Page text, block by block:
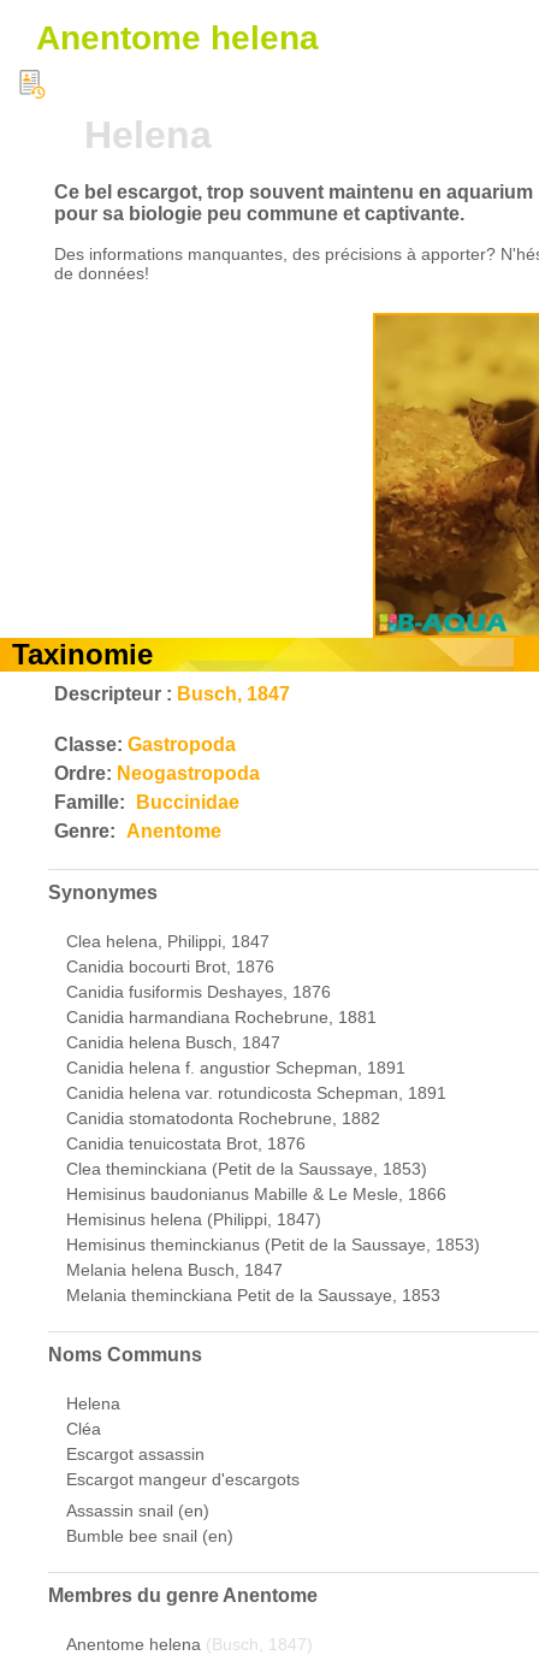
Anentome helena
Helena
Ce bel escargot, trop souvent maintenu en
pour sa biologie peu commune et captivante.
Des informations manquantes, des précisions à apporter?
de données!
Taxinomie
Descripteur : Busch, 1847
Classe: Gastropoda
Ordre: Neogastropoda
Famille:
Buccinidae
Genre: Anentome
Synonymes
Clea helena, Philippi, 1847
Canidia bocourti Brot, 1876
Canidia fusiformis Deshayes, 1876
Canidia harmandiana Rochebrune, 1881
Canidia helena Busch, 1847
Canidia helena f. angustior Schepman, 1891
Canidia helena var. rotundicosta Schepman, 1891
Canidia stomatodonta Rochebrune, 1882
Canidia tenuicostata Brot, 1876
Clea theminckiana (Petit de la Saussaye, 1853)
Hemisinus baudonianus Mabille & Le Mesle, 1866
Hemisinus helena (Philippi, 1847)
Hemisinus theminckianus (Petit de la Saussaye, 1853)
Melania helena Busch, 1847
Melania theminckiana Petit de la Saussaye, 1853
Noms Communs
Helena
Cléa
Escargot assassin
Escargot mangeur d'escargots
Assassin snail (en)
Bumble bee snail (en)
Membres du genre Anentome
Anentome helena (Busch, 1847)